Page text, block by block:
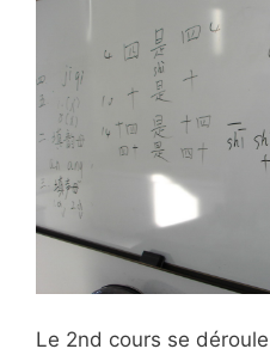
Le 2nd cours se